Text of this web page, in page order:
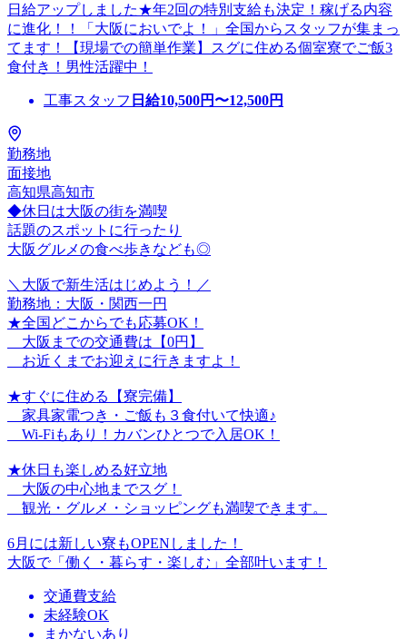
日給アップしました★年2回の特別支給も決定！稼げる内容
に進化！！「大阪においでよ！」全国からスタッフが集まっ
てます！【現場での簡単作業】スグに住める個室寮でご飯3
食付き！男性活躍中！
工事スタッフ 日給10,500円〜12,500円
勤務地
面接地
高知県高知市
◆休日は大阪の街を満喫
話題のスポットに行ったり
大阪グルメの食べ歩きなども◎
＼大阪で新生活はじめよう！／
勤務地：大阪・関西一円
★全国どこからでも応募OK！
大阪までの交通費は【0円】
お近くまでお迎えに行きますよ！
★すぐに住める【寮完備】
家具家電つき・ご飯も３食付いて快適♪
Wi-Fiもあり！カバンひとつで入居OK！
★休日も楽しめる好立地
大阪の中心地までスグ！
観光・グルメ・ショッピングも満喫できます。
6月には新しい寮もOPENしました！
大阪で「働く・暮らす・楽しむ」全部叶います！
交通費支給
未経験OK
まかないあり